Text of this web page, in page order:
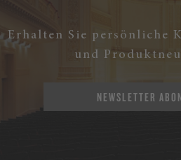
Erhalten Sie persönliche
und
NEWSLETTER